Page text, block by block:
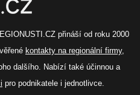
přináší od roku 2000
kontakty na regionální firmy,
dalšího. Nabízí také účinnou a
pro podnikatele i jednotlivce.